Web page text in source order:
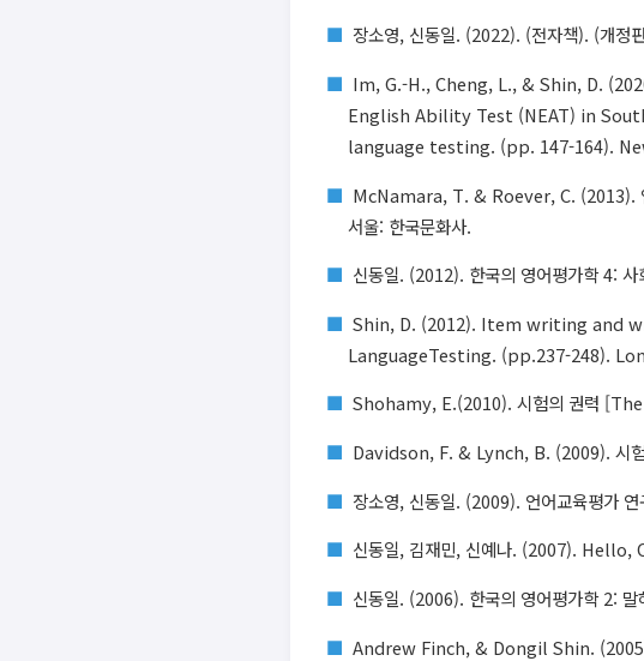
장소영, 신동일. (2022). (전자책). (개정
Im, G.-H., Cheng, L., & Shin, D.
English Ability Test (NEAT) in
language testing. (pp. 147-164).
McNamara, T. & Roever, C. (2013).
서울: 한국문화사.
신동일. (2012). 한국의 영어평가학 4: 사
Shin, D. (2012). Item writing and
LanguageTesting. (pp.237-248).
Shohamy, E.(2010). 시험의 권력
Davidson, F. & Lynch, B. (2009). 시
장소영, 신동일. (2009). 언어교육평가
신동일, 김재민, 신예나. (2007). Hello,
신동일. (2006). 한국의 영어평가학 2:
Andrew Finch, & Dongil Shin.